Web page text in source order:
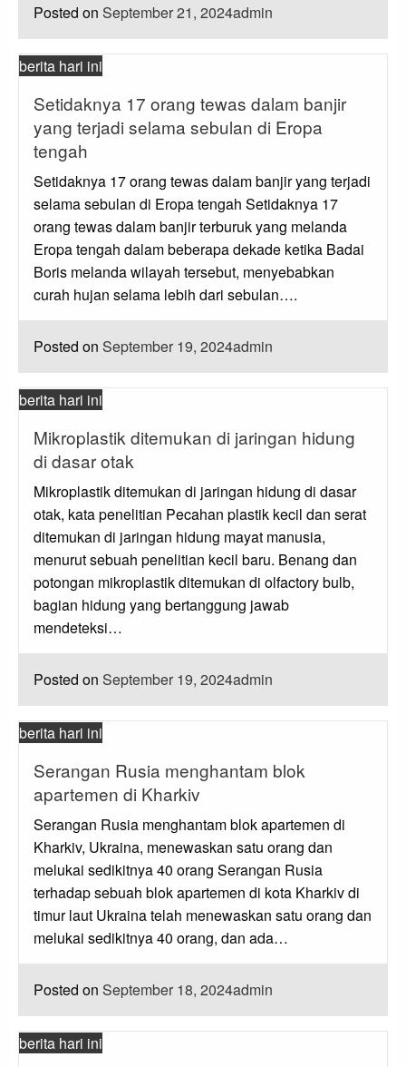
Posted on September 21, 2024admin
berita hari ini
Setidaknya 17 orang tewas dalam banjir
yang terjadi selama sebulan di Eropa
tengah
Setidaknya 17 orang tewas dalam banjir yang terjadi
selama sebulan di Eropa tengah Setidaknya 17
orang tewas dalam banjir terburuk yang melanda
Eropa tengah dalam beberapa dekade ketika Badai
Boris melanda wilayah tersebut, menyebabkan
curah hujan selama lebih dari sebulan….
Posted on September 19, 2024admin
berita hari ini
Mikroplastik ditemukan di jaringan hidung
di dasar otak
Mikroplastik ditemukan di jaringan hidung di dasar
otak, kata penelitian Pecahan plastik kecil dan serat
ditemukan di jaringan hidung mayat manusia,
menurut sebuah penelitian kecil baru. Benang dan
potongan mikroplastik ditemukan di olfactory bulb,
bagian hidung yang bertanggung jawab
mendeteksi…
Posted on September 19, 2024admin
berita hari ini
Serangan Rusia menghantam blok
apartemen di Kharkiv
Serangan Rusia menghantam blok apartemen di
Kharkiv, Ukraina, menewaskan satu orang dan
melukai sedikitnya 40 orang Serangan Rusia
terhadap sebuah blok apartemen di kota Kharkiv di
timur laut Ukraina telah menewaskan satu orang dan
melukai sedikitnya 40 orang, dan ada…
Posted on September 18, 2024admin
berita hari ini